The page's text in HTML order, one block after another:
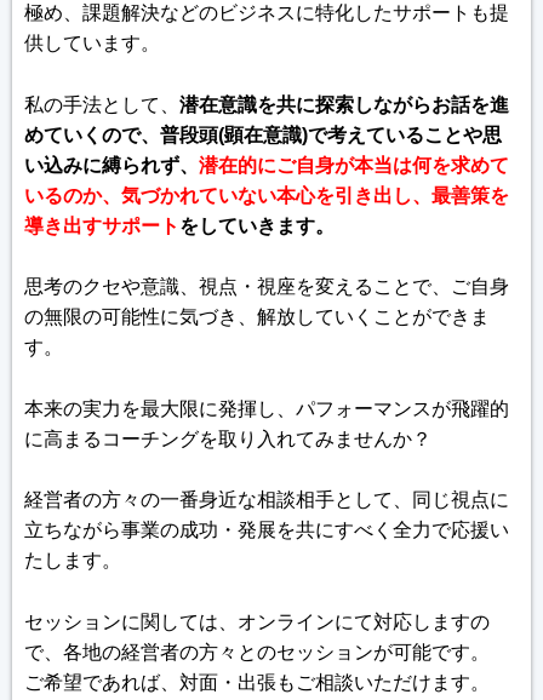
極め、課題解決などのビジネスに特化したサポートも提
供しています。
私の手法として、 潜在意識を共に探索しながらお話を進
めていくので、普段頭(顕在意識)で考えていることや思
い込みに縛られず、 潜在的にご自身が本当は何を求めて
いるのか、気づかれていない本心を引き出し、最善策を
導き出すサポート をしていきます。
思考のクセや意識、視点・視座を変えることで、ご自身
の無限の可能性に気づき、解放していくことができま
す。
本来の実力を最大限に発揮し、パフォーマンスが飛躍的
に高まるコーチングを取り入れてみませんか？
経営者の方々の一番身近な相談相手として、同じ視点に
立ちながら事業の成功・発展を共にすべく全力で応援い
たします。
セッションに関しては、オンラインにて対応しますの
で、各地の経営者の方々とのセッションが可能です。
ご希望であれば、対面・出張もご相談いただけます。